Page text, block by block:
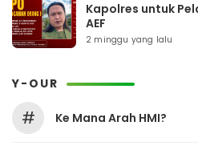
Kapolres untuk
AEF
2 minggu yang lalu
Y-OUR
# Ke Mana Arah HMI?